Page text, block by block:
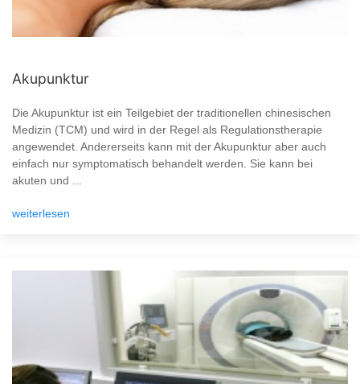
Akupunktur
Die Akupunktur ist ein Teilgebiet der traditionellen chinesischen
Medizin (TCM) und wird in der Regel als Regulationstherapie
angewendet. Andererseits kann mit der Akupunktur aber auch
einfach nur symptomatisch behandelt werden. Sie kann bei
akuten und ...
weiterlesen